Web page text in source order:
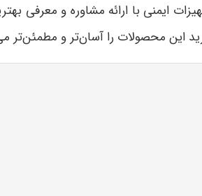
ایمنی با ارائه مشاوره و معرفی
این محصولات را آسان‌تر و مطمئن‌تر